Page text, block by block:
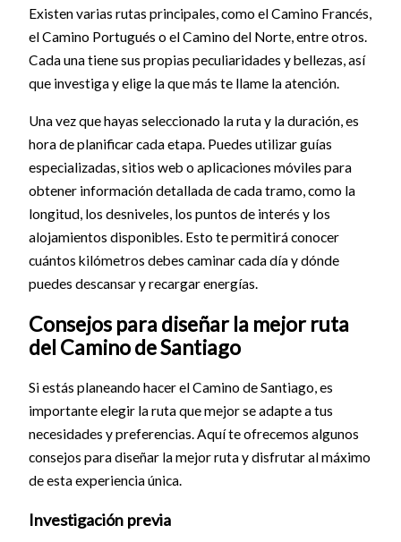
Existen varias rutas principales, como el Camino Francés,
el Camino Portugués o el Camino del Norte, entre otros.
Cada una tiene sus propias peculiaridades y bellezas, así
que investiga y elige la que más te llame la atención.
Una vez que hayas seleccionado la ruta y la duración, es
hora de planificar cada etapa. Puedes utilizar guías
especializadas, sitios web o aplicaciones móviles para
obtener información detallada de cada tramo, como la
longitud, los desniveles, los puntos de interés y los
alojamientos disponibles. Esto te permitirá conocer
cuántos kilómetros debes caminar cada día y dónde
puedes descansar y recargar energías.
Consejos para diseñar la mejor ruta
del Camino de Santiago
Si estás planeando hacer el Camino de Santiago, es
importante elegir la ruta que mejor se adapte a tus
necesidades y preferencias. Aquí te ofrecemos algunos
consejos para diseñar la mejor ruta y disfrutar al máximo
de esta experiencia única.
Investigación previa